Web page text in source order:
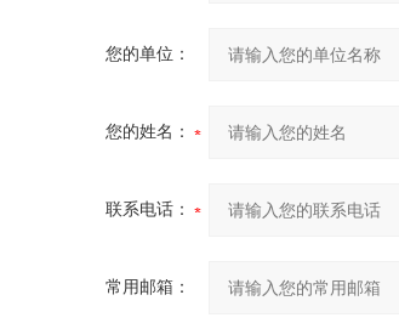
您的单位：
您的姓名：
联系电话：
常用邮箱：